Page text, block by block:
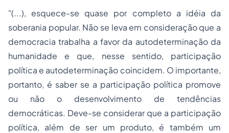
"(...), esquece-se quase por completo a idéia da
soberania popular. Não se leva em consideração que a
democracia trabalha a favor da autodeterminação da
humanidade e que, nesse sentido, participação
política e autodeterminação coincidem. O importante,
portanto, é saber se a participação política promove
ou não o desenvolvimento de tendências
democráticas. Deve-se considerar que a participação
política, além de ser um produto, é também um